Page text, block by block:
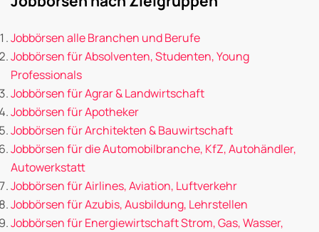
Jobbörsen alle Branchen und Berufe
Jobbörsen für Absolventen, Studenten, Young
Professionals
Jobbörsen für Agrar & Landwirtschaft
Jobbörsen für Apotheker
Jobbörsen für Architekten & Bauwirtschaft
Jobbörsen für die Automobilbranche, KfZ, Autohändler,
Autowerkstatt
Jobbörsen für Airlines, Aviation, Luftverkehr
Jobbörsen für Azubis, Ausbildung, Lehrstellen
Jobbörsen für Energiewirtschaft Strom, Gas, Wasser,